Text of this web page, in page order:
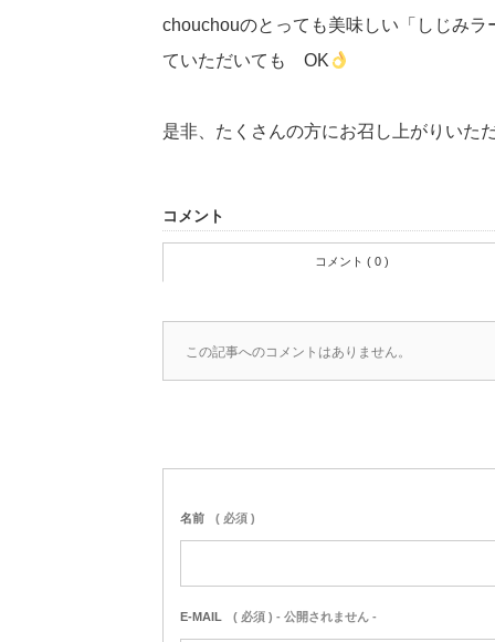
chouchouのとっても美味しい「しじみラ
ていただいても OK
是非、たくさんの方にお召し上がりい
コメント
コメント ( 0 )
この記事へのコメントはありません。
名前 ( 必須 )
E-MAIL ( 必須 ) - 公開されません -